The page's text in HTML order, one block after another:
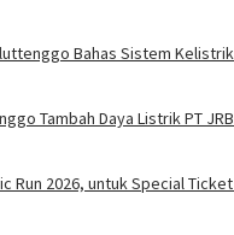
Bahas Sistem
Tambah Daya Listrik PT
Run 2026, untuk Special